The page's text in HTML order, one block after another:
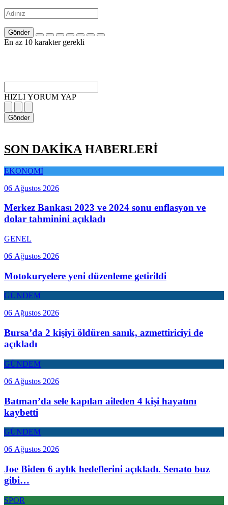
Gönder
En az 10 karakter gerekli
HIZLI YORUM YAP
Gönder
SON DAKİKA HABERLERİ
EKONOMİ
06 Ağustos 2026
Merkez Bankası 2023 ve 2024 sonu enflasyon ve
dolar tahminini açıkladı
GENEL
06 Ağustos 2026
Motokuryelere yeni düzenleme getirildi
GÜNDEM
06 Ağustos 2026
Bursa’da 2 kişiyi öldüren sanık, azmettiriciyi de
açıkladı
GÜNDEM
06 Ağustos 2026
Batman’da sele kapılan aileden 4 kişi hayatını
kaybetti
GÜNDEM
06 Ağustos 2026
Joe Biden 6 aylık hedeflerini açıkladı. Senato buz
gibi…
SPOR